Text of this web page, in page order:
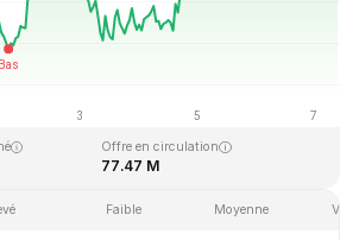
08-07, 10:03 GMT+0
Offre en circulation
77.47 M
Faible Moyenne